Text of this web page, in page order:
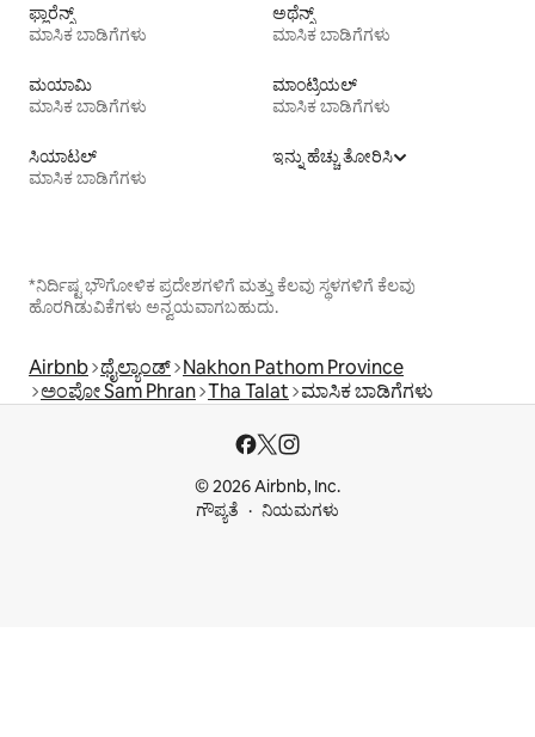
ಫ್ಲಾರೆನ್ಸ್
ಮಾಸಿಕ ಬಾಡಿಗೆಗಳು
ಅಥೆನ್ಸ್
ಮಾಸಿಕ ಬಾಡಿಗೆಗಳು
ಮಯಾಮಿ
ಮಾಸಿಕ ಬಾಡಿಗೆಗಳು
ಮಾಂಟ್ರಿಯಲ್
ಮಾಸಿಕ ಬಾಡಿಗೆಗಳು
ಸಿಯಾಟಲ್
ಮಾಸಿಕ ಬಾಡಿಗೆಗಳು
ಇನ್ನು ಹೆಚ್ಚು ತೋರಿಸಿ
*ನಿರ್ದಿಷ್ಟ ಭೌಗೋಳಿಕ ಪ್ರದೇಶಗಳಿಗೆ ಮತ್ತು ಕೆಲವು ಸ್ಥಳಗಳಿಗೆ ಕೆಲವು
ಹೊರಗಿಡುವಿಕೆಗಳು ಅನ್ವಯವಾಗಬಹುದು.
Airbnb ಥೈಲ್ಯಾಂಡ್ Nakhon Pathom Province
ಅಂಪೋ Sam Phran Tha Talat ಮಾಸಿಕ ಬಾಡಿಗೆಗಳು
© 2026 Airbnb, Inc.
ಗೌಪ್ಯತೆ
ನಿಯಮಗಳು